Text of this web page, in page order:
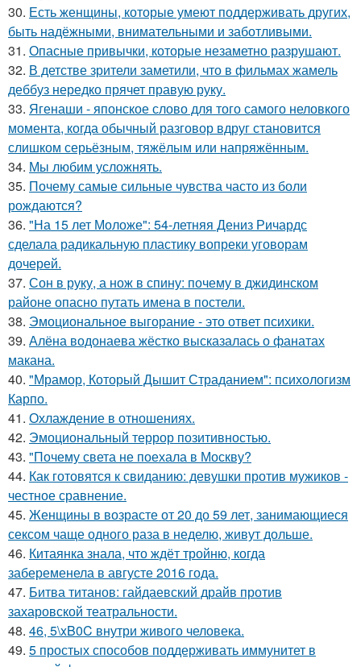
30. Есть женщины, которые умеют поддерживать других,
быть надёжными, внимательными и заботливыми.
31. Опасные привычки, которые незаметно разрушают.
32. В детстве зрители заметили, что в фильмах жамель
деббуз нередко прячет правую руку.
33. Ягенаши - японское слово для того самого неловкого
момента, когда обычный разговор вдруг становится
слишком серьёзным, тяжёлым или напряжённым.
34. Мы любим усложнять.
35. Почему самые сильные чувства часто из боли
рождаются?
36. "На 15 лет Моложе": 54-летняя Дениз Ричардс
сделала радикальную пластику вопреки уговорам
дочерей.
37. Сон в руку, а нож в спину: почему в джидинском
районе опасно путать имена в постели.
38. Эмоциональное выгорание - это ответ психики.
39. Алёна водонаева жёстко высказалась о фанатах
макана.
40. "Мрамор, Который Дышит Страданием": психологизм
Карпо.
41. Охлаждение в отношениях.
42. Эмоциональный террор позитивностью.
43. "Почему света не поехала в Москву?
44. Как готовятся к свиданию: девушки против мужиков -
честное сравнение.
45. Женщины в возрасте от 20 до 59 лет, занимающиеся
сексом чаще одного раза в неделю, живут дольше.
46. Китаянка знала, что ждёт тройню, когда
забеременела в августе 2016 года.
47. Битва титанов: гайдаевский драйв против
захаровской театральности.
48. 46, 5\xB0C внутри живого человека.
49. 5 простых способов поддерживать иммунитет в